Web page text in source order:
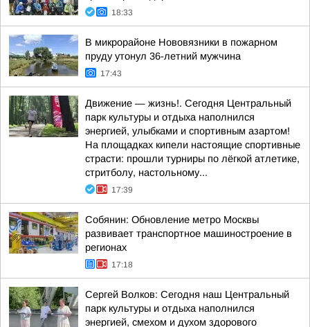
18:33
В микрорайоне Нововязники в пожарном
пруду утонул 36-летний мужчина
17:43
Движение — жизнь!. Сегодня Центральный
парк культуры и отдыха наполнился
энергией, улыбками и спортивным азартом!
На площадках кипели настоящие спортивные
страсти: прошли турниры по лёгкой атлетике,
стритболу, настольному...
17:39
Собянин: Обновление метро Москвы
развивает транспортное машиностроение в
регионах
17:18
Сергей Волков: Сегодня наш Центральный
парк культуры и отдыха наполнился
энергией, смехом и духом здорового